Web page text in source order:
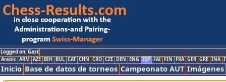
Logged on: Gast
Arabic ARM AZE BIH BUL CAT CHN CRO CZE DEN ENG ESP FAI FIN FRA GER GRE INA
Inicio Base de datos de torneos Campeonato AUT Imágenes